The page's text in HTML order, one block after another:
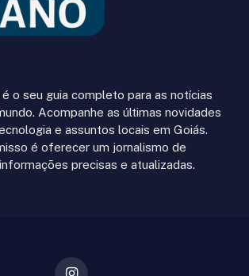
é o seu guia completo para as notícias
Acompanhe as últimas novidades
e assuntos locais em Goiás.
é oferecer um jornalismo de
precisas e atualizadas.